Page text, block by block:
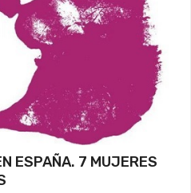
ESPAÑA. 7 MUJERES